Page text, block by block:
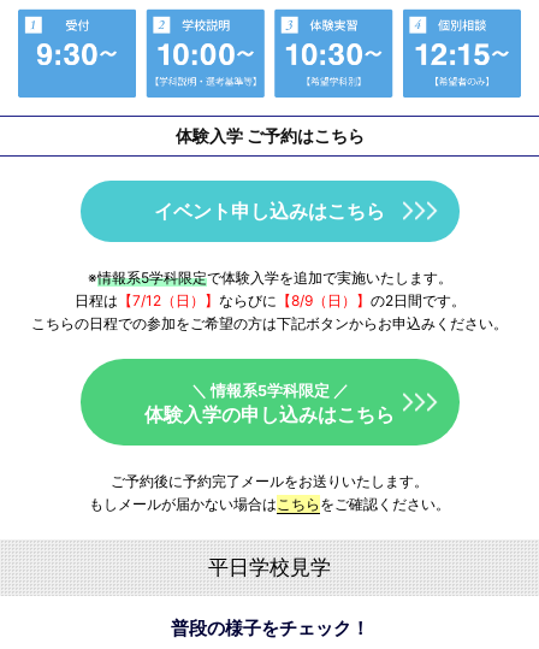
体験入学 ご予約はこちら
イベント申し込みはこちら
※情報系5学科限定で体験入学を追加で実施いたします。
日程は 【7/12（日）】 ならびに 【8/9（日）】 の2日間です。
こちらの日程での参加をご希望の方は下記ボタンからお申込みください。
＼ 情報系5学科限定 ／
体験入学の申し込みはこちら
ご予約後に予約完了メールをお送りいたします。
もしメールが届かない場合は こちら をご確認ください。
平日学校見学
普段の様子をチェック！